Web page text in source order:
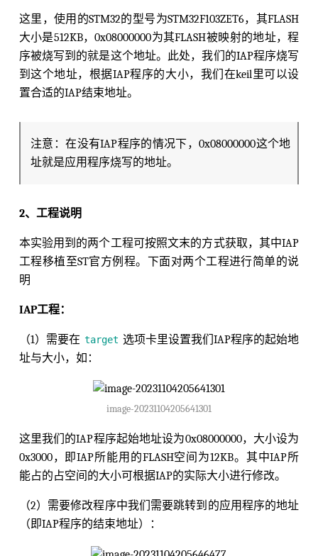
这里，使用的STM32的型号为STM32F103ZET6，其FLASH
大小是512KB，0x08000000为其FLASH被映射的地址，程
序被烧写到的就是这个地址。此处，我们的IAP程序烧写
到这个地址，根据IAP程序的大小，我们在keil里可以设
置合适的IAP结束地址。
注意：在没有IAP程序的情况下，0x08000000这个地
址就是应用程序烧写的地址。
2、工程说明
本实验用到的两个工程可按照文末的方式获取，其中IAP
工程移植至ST官方例程。下面对两个工程进行简单的说
明
IAP工程：
（1）需要在 target 选项卡里设置我们IAP程序的起始地
址与大小，如：
image-20231104205641301
这里我们的IAP程序起始地址设为0x08000000，大小设为
0x3000，即IAP所能用的FLASH空间为12KB。其中IAP所
能占的占空间的大小可根据IAP的实际大小进行修改。
（2）需要修改程序中我们需要跳转到的应用程序的地址
（即IAP程序的结束地址）：